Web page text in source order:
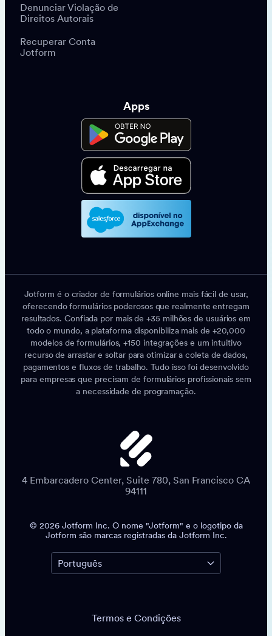
Denunciar Violação de
Direitos Autorais
Recuperar Conta
Jotform
Apps
Jotform é o criador de formulários online mais fácil de usar,
oferecendo formulários poderosos que realmente entregam
resultados. Confiada por mais de +35 milhões de usuários em
todo o mundo, a plataforma disponibiliza mais de +20,000
modelos de formulários, +150 integrações e um intuitivo
recurso de arrastar e soltar para otimizar a coleta de dados,
pagamentos e fluxos de trabalho. Tudo isso foi desenvolvido
para empresas que precisam de formulários profissionais sem
a necessidade de programação.
4 Embarcadero Center, Suite 780, San Francisco CA
94111
© 2026 Jotform Inc. O nome "Jotform" e o logotipo da
Jotform são marcas registradas da Jotform Inc.
Termos e Condições